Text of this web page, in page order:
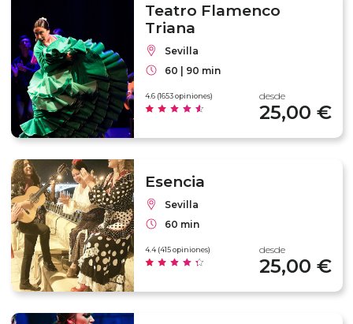
Teatro Flamenco
Triana
Sevilla
60 | 90 min
4.6 (1653 opiniones) desde
25,00 €
Esencia
Sevilla
60 min
4.4 (415 opiniones) desde
25,00 €